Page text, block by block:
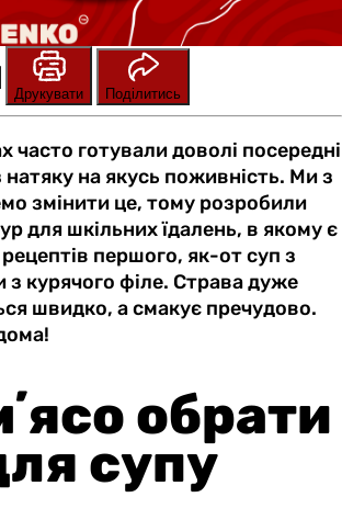
Друкувати
Поділитись
часто готували доволі посередні
натяку на якусь поживність. Ми з
змінити це, тому розробили
для шкільних їдалень, в якому є
першого, як-от суп з
курячого філе. Страва дуже
швидко, а смакує пречудово.
обрати
супу